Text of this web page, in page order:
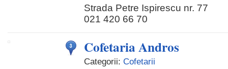
Strada Petre Ispirescu nr. 77
021 420 66 70
Cofetaria Andros
Categorii: Cofetarii